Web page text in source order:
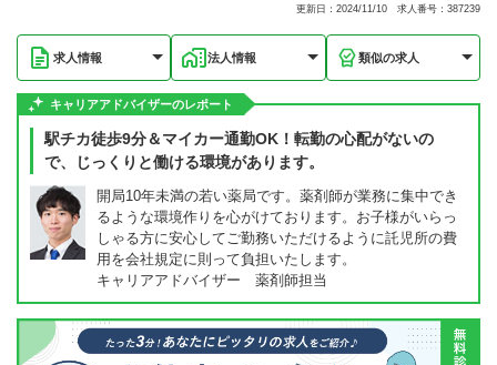
更新日：2024/11/10 求人番号：387239
求人情報 法人情報 類似の求人
キャリアアドバイザーのレポート
駅チカ徒歩9分＆マイカー通勤OK！転勤の心配がないの
で、じっくりと働ける環境があります。
開局10年未満の若い薬局です。薬剤師が業務に集中でき
るような環境作りを心がけております。お子様がいらっ
しゃる方に安心してご勤務いただけるように託児所の費
用を会社規定に則って負担いたします。
キャリアアドバイザー 薬剤師担当